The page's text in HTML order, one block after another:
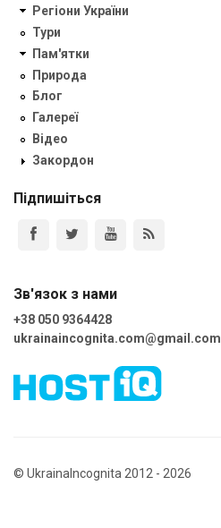
Регіони України
Тури
Пам'ятки
Природа
Блог
Галереї
Відео
Закордон
Підпишіться
Зв'язок з нами
+38 050 9364428
ukrainaincognita.com@gmail.com
© UkrainaIncognita 2012 - 2026